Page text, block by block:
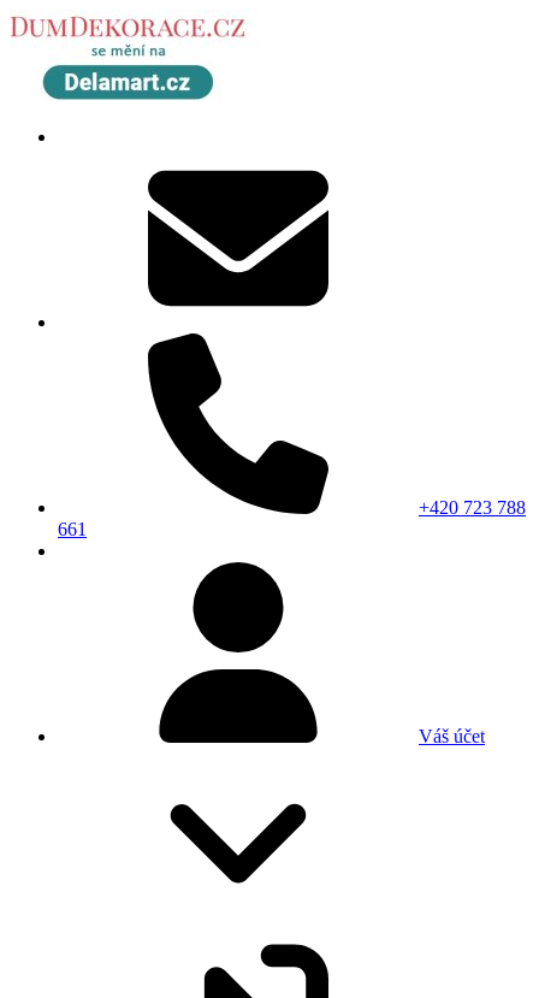
+420 723 788
661
Váš účet